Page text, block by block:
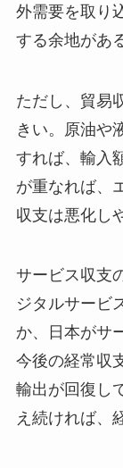
外需要を取り
する余地があ
ただし、貿易
きい。原油や
すれば、輸入
が重なれば、
収支は悪化し
サービス収支
ジタルサービ
か、日本がサ
今後の経常収
輸出が回復し
え続ければ、